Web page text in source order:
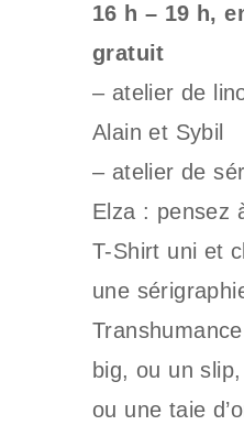
16 h – 19 h,
gratuit
– atelier de
Alain et Sybil
– atelier de
Elza : pensez
T-Shirt uni et
une
big, ou un
ou une taie